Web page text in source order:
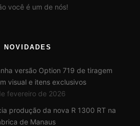
você é um de nós!
NOVIDADES
versão Option 719 de tiragem
visual e itens exclusivos
fevereiro de 2026
produção da nova R 1300 RT na
de Manaus